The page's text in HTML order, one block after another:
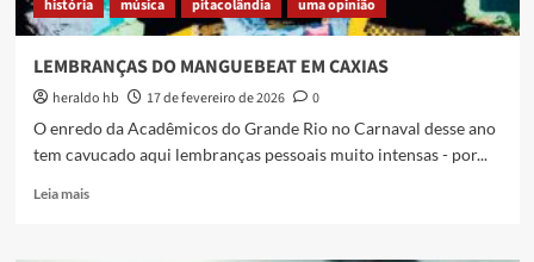
história música pitacolândia uma opinião
LEMBRANÇAS DO MANGUEBEAT EM CAXIAS
heraldo hb 17 de fevereiro de 2026
0
O enredo da Acadêmicos do Grande Rio no Carnaval desse ano
tem cavucado aqui lembranças pessoais muito intensas - por...
Leia maisRead